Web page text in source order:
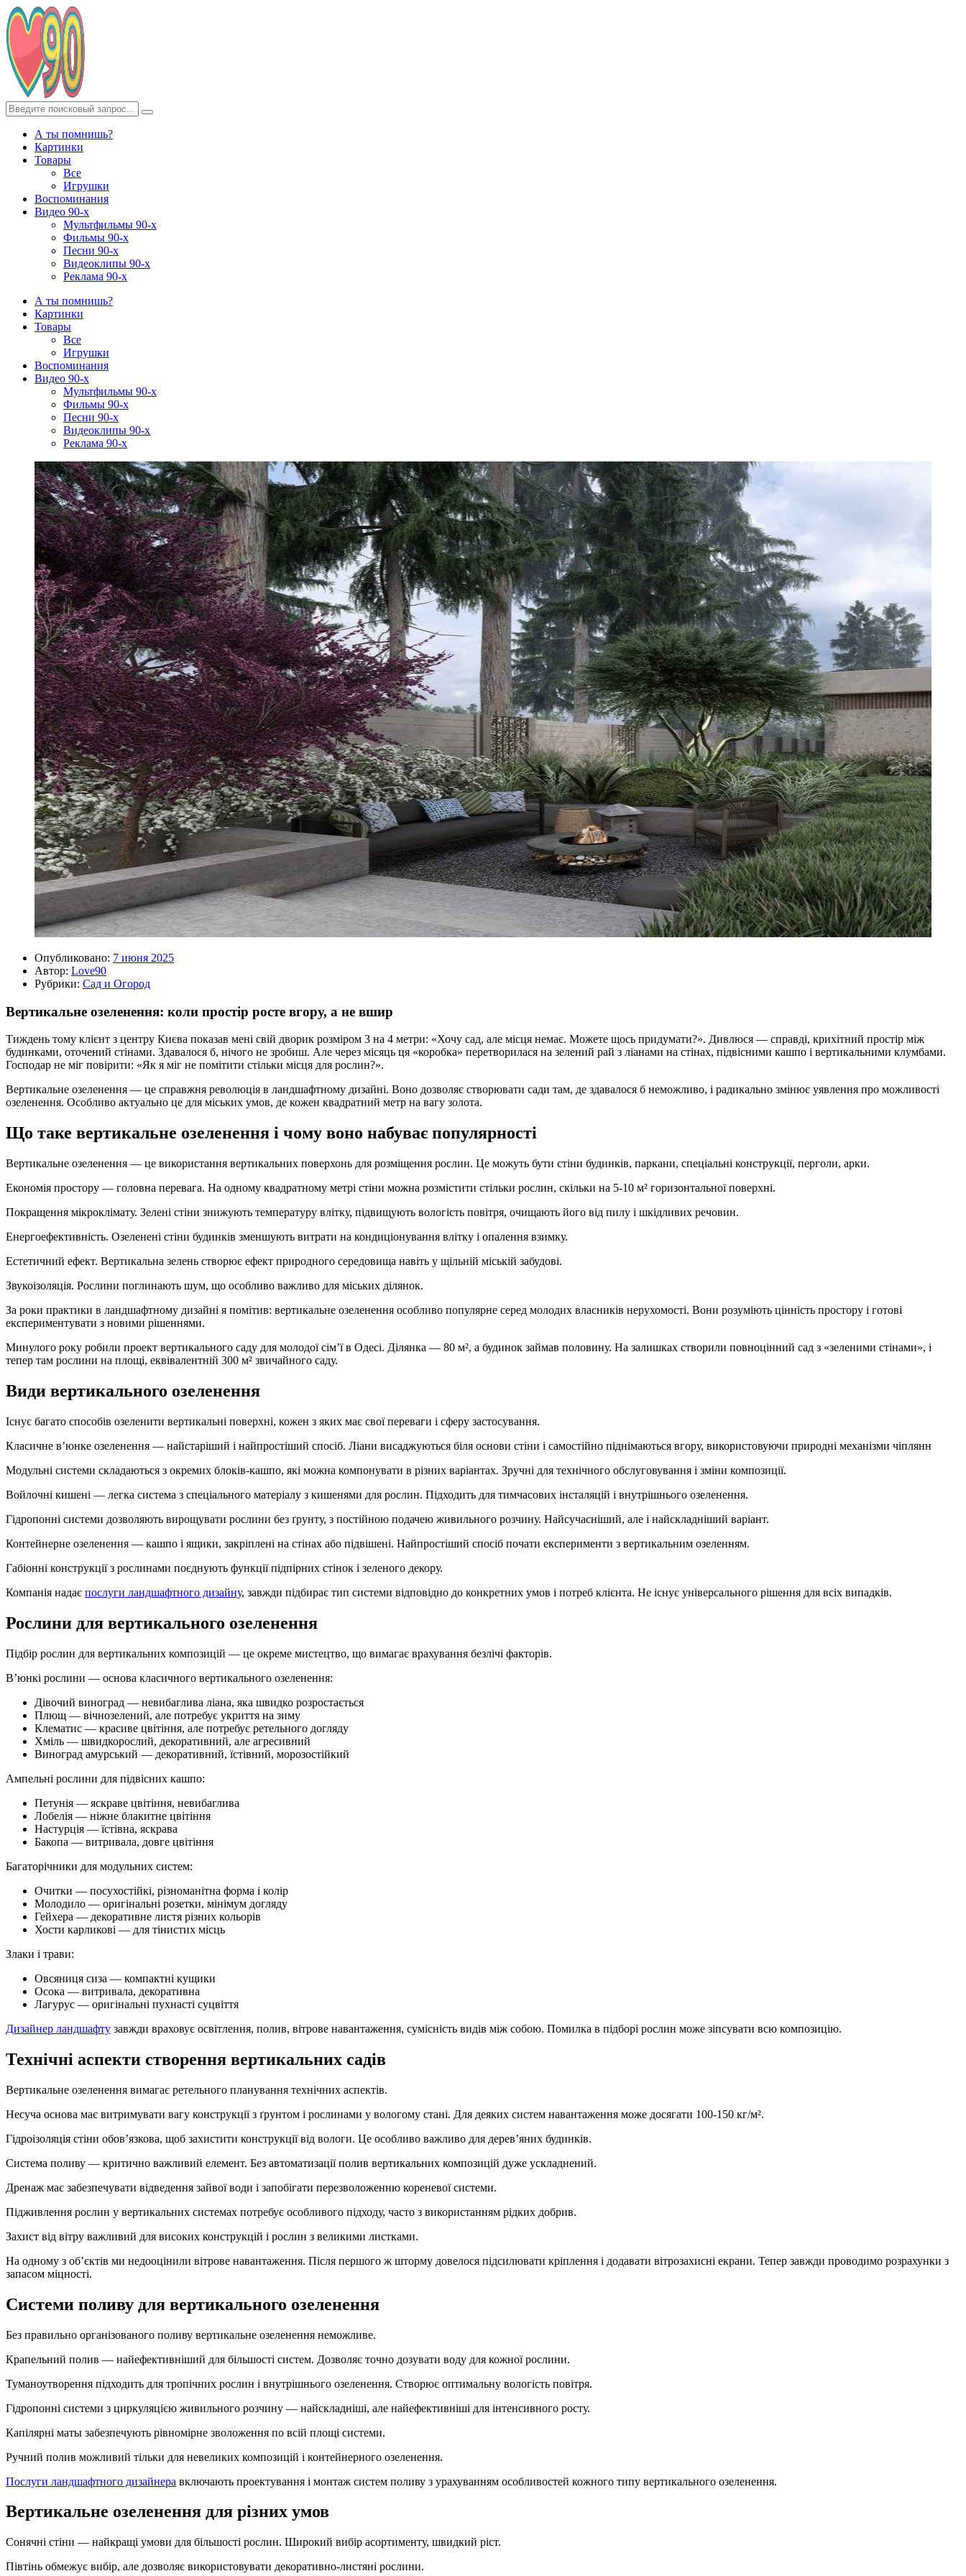
А ты помнишь?
Картинки
Товары
Все
Игрушки
Воспоминания
Видео 90-х
Мультфильмы 90-х
Фильмы 90-х
Песни 90-х
Видеоклипы 90-х
Реклама 90-х
А ты помнишь?
Картинки
Товары
Все
Игрушки
Воспоминания
Видео 90-х
Мультфильмы 90-х
Фильмы 90-х
Песни 90-х
Видеоклипы 90-х
Реклама 90-х
Опубликовано: 7 июня 2025
Автор: Love90
Рубрики: Сад и Огород
Вертикальне озеленення: коли простір росте вгору, а не вшир
Тиждень тому клієнт з центру Києва показав мені свій дворик розміром 3 на 4 метри: «Хочу сад, але місця немає. Можете щось придумати?». Дивлюся — справді, крихітний простір між
будинками, оточений стінами. Здавалося б, нічого не зробиш. Але через місяць ця «коробка» перетворилася на зелений рай з ліанами на стінах, підвісними кашпо і вертикальними клумбами.
Господар не міг повірити: «Як я міг не помітити стільки місця для рослин?».
Вертикальне озеленення — це справжня революція в ландшафтному дизайні. Воно дозволяє створювати сади там, де здавалося б неможливо, і радикально змінює уявлення про можливості
озеленення. Особливо актуально це для міських умов, де кожен квадратний метр на вагу золота.
Що таке вертикальне озеленення і чому воно набуває популярності
Вертикальне озеленення — це використання вертикальних поверхонь для розміщення рослин. Це можуть бути стіни будинків, паркани, спеціальні конструкції, перголи, арки.
Економія простору — головна перевага. На одному квадратному метрі стіни можна розмістити стільки рослин, скільки на 5-10 м² горизонтальної поверхні.
Покращення мікроклімату. Зелені стіни знижують температуру влітку, підвищують вологість повітря, очищають його від пилу і шкідливих речовин.
Енергоефективність. Озеленені стіни будинків зменшують витрати на кондиціонування влітку і опалення взимку.
Естетичний ефект. Вертикальна зелень створює ефект природного середовища навіть у щільній міській забудові.
Звукоізоляція. Рослини поглинають шум, що особливо важливо для міських ділянок.
За роки практики в ландшафтному дизайні я помітив: вертикальне озеленення особливо популярне серед молодих власників нерухомості. Вони розуміють цінність простору і готові
експериментувати з новими рішеннями.
Минулого року робили проект вертикального саду для молодої сім’ї в Одесі. Ділянка — 80 м², а будинок займав половину. На залишках створили повноцінний сад з «зеленими стінами», і
тепер там рослини на площі, еквівалентній 300 м² звичайного саду.
Види вертикального озеленення
Існує багато способів озеленити вертикальні поверхні, кожен з яких має свої переваги і сферу застосування.
Класичне в’юнке озеленення — найстаріший і найпростіший спосіб. Ліани висаджуються біля основи стіни і самостійно піднімаються вгору, використовуючи природні механізми чіплянн
Модульні системи складаються з окремих блоків-кашпо, які можна компонувати в різних варіантах. Зручні для технічного обслуговування і зміни композиції.
Войлочні кишені — легка система з спеціального матеріалу з кишенями для рослин. Підходить для тимчасових інсталяцій і внутрішнього озеленення.
Гідропонні системи дозволяють вирощувати рослини без ґрунту, з постійною подачею живильного розчину. Найсучасніший, але і найскладніший варіант.
Контейнерне озеленення — кашпо і ящики, закріплені на стінах або підвішені. Найпростіший спосіб почати експерименти з вертикальним озеленням.
Габіонні конструкції з рослинами поєднують функції підпірних стінок і зеленого декору.
Компанія надає послуги ландшафтного дизайну, завжди підбирає тип системи відповідно до конкретних умов і потреб клієнта. Не існує універсального рішення для всіх випадків.
Рослини для вертикального озеленення
Підбір рослин для вертикальних композицій — це окреме мистецтво, що вимагає врахування безлічі факторів.
В’юнкі рослини — основа класичного вертикального озеленення:
Дівочий виноград — невибаглива ліана, яка швидко розростається
Плющ — вічнозелений, але потребує укриття на зиму
Клематис — красиве цвітіння, але потребує ретельного догляду
Хміль — швидкорослий, декоративний, але агресивний
Виноград амурський — декоративний, їстівний, морозостійкий
Ампельні рослини для підвісних кашпо:
Петунія — яскраве цвітіння, невибаглива
Лобелія — ніжне блакитне цвітіння
Настурція — їстівна, яскрава
Бакопа — витривала, довге цвітіння
Багаторічники для модульних систем:
Очитки — посухостійкі, різноманітна форма і колір
Молодило — оригінальні розетки, мінімум догляду
Гейхера — декоративне листя різних кольорів
Хости карликові — для тінистих місць
Злаки і трави:
Овсяниця сиза — компактні кущики
Осока — витривала, декоративна
Лагурус — оригінальні пухнасті суцвіття
Дизайнер ландшафту завжди враховує освітлення, полив, вітрове навантаження, сумісність видів між собою. Помилка в підборі рослин може зіпсувати всю композицію.
Технічні аспекти створення вертикальних садів
Вертикальне озеленення вимагає ретельного планування технічних аспектів.
Несуча основа має витримувати вагу конструкції з ґрунтом і рослинами у вологому стані. Для деяких систем навантаження може досягати 100-150 кг/м².
Гідроізоляція стіни обов’язкова, щоб захистити конструкції від вологи. Це особливо важливо для дерев’яних будинків.
Система поливу — критично важливий елемент. Без автоматизації полив вертикальних композицій дуже ускладнений.
Дренаж має забезпечувати відведення зайвої води і запобігати перезволоженню кореневої системи.
Підживлення рослин у вертикальних системах потребує особливого підходу, часто з використанням рідких добрив.
Захист від вітру важливий для високих конструкцій і рослин з великими листками.
На одному з об’єктів ми недооцінили вітрове навантаження. Після першого ж шторму довелося підсилювати кріплення і додавати вітрозахисні екрани. Тепер завжди проводимо розрахунки з
запасом міцності.
Системи поливу для вертикального озеленення
Без правильно організованого поливу вертикальне озеленення неможливе.
Крапельний полив — найефективніший для більшості систем. Дозволяє точно дозувати воду для кожної рослини.
Туманоутворення підходить для тропічних рослин і внутрішнього озеленення. Створює оптимальну вологість повітря.
Гідропонні системи з циркуляцією живильного розчину — найскладніші, але найефективніші для інтенсивного росту.
Капілярні маты забезпечують рівномірне зволоження по всій площі системи.
Ручний полив можливий тільки для невеликих композицій і контейнерного озеленення.
Послуги ландшафтного дизайнера включають проектування і монтаж систем поливу з урахуванням особливостей кожного типу вертикального озеленення.
Вертикальне озеленення для різних умов
Сонячні стіни — найкращі умови для більшості рослин. Широкий вибір асортименту, швидкий ріст.
Півтінь обмежує вибір, але дозволяє використовувати декоративно-листяні рослини.